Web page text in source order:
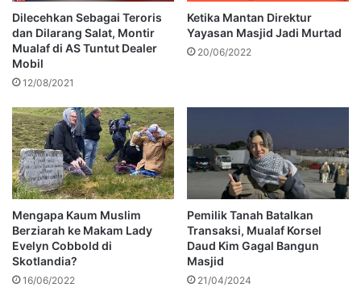
Dilecehkan Sebagai Teroris
dan Dilarang Salat, Montir
Mualaf di AS Tuntut Dealer
Mobil
12/08/2021
Ketika Mantan Direktur
Yayasan Masjid Jadi Murtad
20/06/2022
Mengapa Kaum Muslim
Berziarah ke Makam Lady
Evelyn Cobbold di
Skotlandia?
16/06/2022
Pemilik Tanah Batalkan
Transaksi, Mualaf Korsel
Daud Kim Gagal Bangun
Masjid
21/04/2024